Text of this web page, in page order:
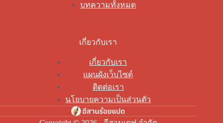
บทความทั้งหมด
เกี่ยวกับเรา
เกี่ยวกับเรา
แผนผังเว็บไซต์
ติดต่อเรา
นโยบายความเป็นส่วนตัว